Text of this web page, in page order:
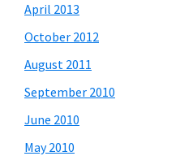
April 2013
October 2012
August 2011
September 2010
June 2010
May 2010